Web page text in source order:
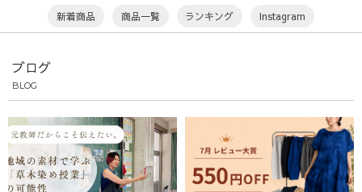
新着商品
商品一覧 ランキング Instagram
ブログ
BLOG